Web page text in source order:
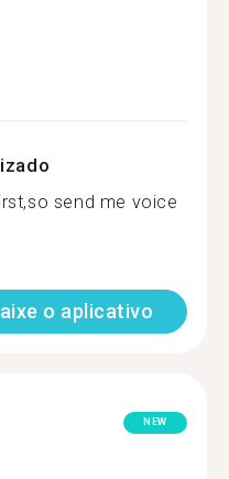
send me voice
o aplicativo
NEW